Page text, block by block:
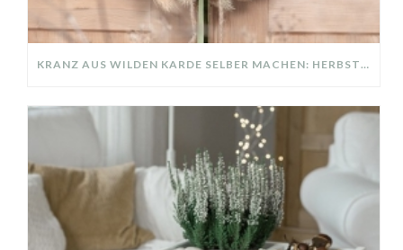
KRANZ AUS WILDEN KARDE SELBER MACHEN: HERBSTDEKO GANZ EINFACH